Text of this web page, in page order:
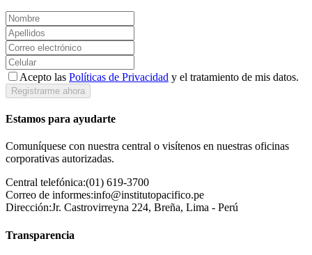
Acepto las Políticas de Privacidad y el tratamiento de mis datos.
Registrarme ahora
Estamos para ayudarte
Comuníquese con nuestra central o visítenos en nuestras oficinas
corporativas autorizadas.
Central telefónica:(01) 619-3700
Correo de informes:info@institutopacifico.pe
Dirección:Jr. Castrovirreyna 224, Breña, Lima - Perú
Transparencia